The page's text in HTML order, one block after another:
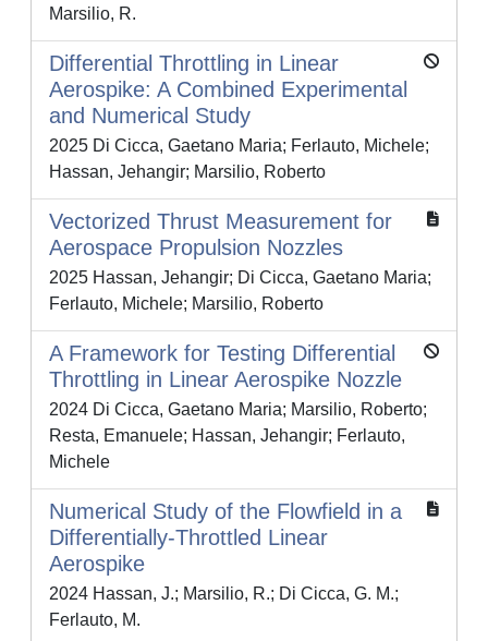
Marsilio, R.
Differential Throttling in Linear
Aerospike: A Combined Experimental
and Numerical Study
2025 Di Cicca, Gaetano Maria; Ferlauto, Michele;
Hassan, Jehangir; Marsilio, Roberto
Vectorized Thrust Measurement for
Aerospace Propulsion Nozzles
2025 Hassan, Jehangir; Di Cicca, Gaetano Maria;
Ferlauto, Michele; Marsilio, Roberto
A Framework for Testing Differential
Throttling in Linear Aerospike Nozzle
2024 Di Cicca, Gaetano Maria; Marsilio, Roberto;
Resta, Emanuele; Hassan, Jehangir; Ferlauto,
Michele
Numerical Study of the Flowfield in a
Differentially-Throttled Linear
Aerospike
2024 Hassan, J.; Marsilio, R.; Di Cicca, G. M.;
Ferlauto, M.